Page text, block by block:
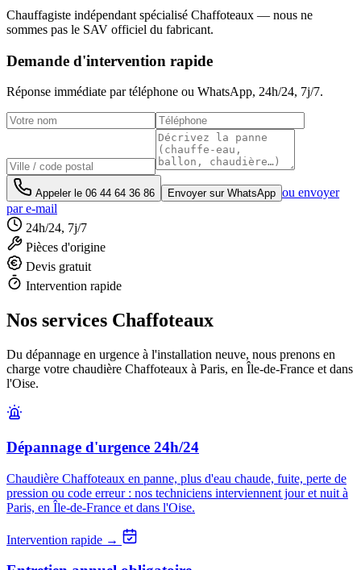
Chauffagiste indépendant spécialisé Chaffoteaux — nous ne
sommes pas le SAV officiel du fabricant.
Demande d'intervention rapide
Réponse immédiate par téléphone ou WhatsApp, 24h/24, 7j/7.
Appeler le 06 44 64 36 86 Envoyer sur WhatsApp ou envoyer
par e-mail
24h/24, 7j/7
Pièces d'origine
Devis gratuit
Intervention rapide
Nos services Chaffoteaux
Du dépannage en urgence à l'installation neuve, nous prenons en
charge votre chaudière Chaffoteaux à Paris, en Île-de-France et dans
l'Oise.
Dépannage d'urgence 24h/24
Chaudière Chaffoteaux en panne, plus d'eau chaude, fuite, perte de
pression ou code erreur : nos techniciens interviennent jour et nuit à
Paris, en Île-de-France et dans l'Oise.
Intervention rapide →